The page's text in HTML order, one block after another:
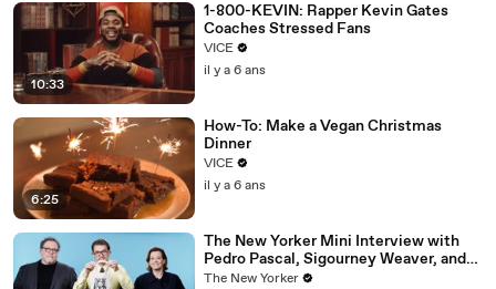
10:33
1-800-KEVIN: Rapper Kevin Gates
Coaches Stressed Fans
VICE
il y a 6 ans
6:25
How-To: Make a Vegan Christmas
Dinner
VICE
il y a 6 ans
The New Yorker Mini Interview with
Pedro Pascal, Sigourney Weaver, and
Jon Favreau
The New Yorker